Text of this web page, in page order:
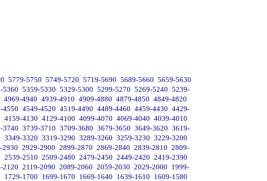
5779-5750 5749-5720 5719-5690 5689-5660 5659-5630
5360 5359-5330 5329-5300 5299-5270 5269-5240 5239-
4969-4940 4939-4910 4909-4880 4879-4850 4849-4820
4550 4549-4520 4519-4490 4489-4460 4459-4430 4429-
4159-4130 4129-4100 4099-4070 4069-4040 4039-4010
3740 3739-3710 3709-3680 3679-3650 3649-3620 3619-
3349-3320 3319-3290 3289-3260 3259-3230 3229-3200
2930 2929-2900 2899-2870 2869-2840 2839-2810
2809-
2539-2510 2509-2480 2479-2450 2449-2420
2419-2390
2120 2119-2090 2089-2060 2059-2030 2029-2000
1999-
1729-1700 1699-1670 1669-1640 1639-1610
1609-1580